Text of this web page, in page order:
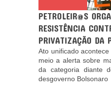
PETROLEIR@S
RESISTÊNCIA
PRIVATIZAÇÃO DA
Ato unificado
meio a alerta sobre
da categoria diante
desgoverno Bolsonaro